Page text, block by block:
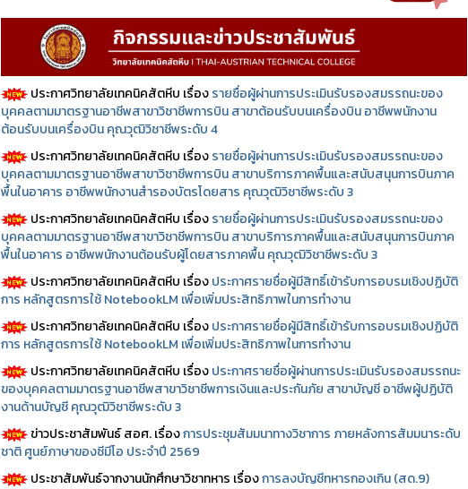
ประกาศวิทยาลัยเทคนิคสัตหีบ เรื่องรายชื่อผู้ผ่านการประเมินรับรองสมรรถนะของ
บุคคลตามมาตรฐานอาชีพสาขาวิชาชีพการบิน สาขาต้อนรับบนเครื่องบิน อาชีพพนักงาน
ต้อนรับบนเครื่องบิน คุณวุฒิวิชาชีพระดับ 4
ประกาศวิทยาลัยเทคนิคสัตหีบ เรื่องรายชื่อผู้ผ่านการประเมินรับรองสมรรถนะของ
บุคคลตามมาตรฐานอาชีพสาขาวิชาชีพการบิน สาขาบริการภาคพื้นและสนับสนุนการบินภาค
พื้นในอาคาร อาชีพพนักงานสำรองบัตรโดยสาร คุณวุฒิวิชาชีพระดับ 3
ประกาศวิทยาลัยเทคนิคสัตหีบ เรื่องรายชื่อผู้ผ่านการประเมินรับรองสมรรถนะของ
บุคคลตามมาตรฐานอาชีพสาขาวิชาชีพการบิน สาขาบริการภาคพื้นและสนับสนุนการบินภาค
พื้นในอาคาร อาชีพพนักงานต้อนรับผู้โดยสารภาคพื้น คุณวุฒิวิชาชีพระดับ 3
ประกาศวิทยาลัยเทคนิคสัตหีบ เรื่องประกาศรายชื่อผู้มีสิทธิ์เข้ารับการอบรมเชิงปฏิบัติ
การ หลักสูตรการใช้ NotebookLM เพื่อเพิ่มประสิทธิภาพในการทำงาน
ประกาศวิทยาลัยเทคนิคสัตหีบ เรื่องประกาศรายชื่อผู้มีสิทธิ์เข้ารับการอบรมเชิงปฏิบัติ
การ หลักสูตรการใช้ NotebookLM เพื่อเพิ่มประสิทธิภาพในการทำงาน
ประกาศวิทยาลัยเทคนิคสัตหีบ เรื่องประกาศรายชื่อผู้ผ่านการประเมินรับรองสมรรถนะ
ของบุคคลตามมาตรฐานอาชีพสาขาวิชาชีพการเงินและประกันภัย สาขาบัญชี อาชีพผู้ปฏิบัติ
งานด้านบัญชี คุณวุฒิวิชาชีพระดับ 3
ข่าวประชาสัมพันธ์ สอศ.เรื่องการประชุมสัมมนาทางวิชาการ ภายหลังการสัมมนาระดับ
ชาติ ศูนย์ภาษาของซีมีโอ ประจำปี 2569
ประชาสัมพันธ์จากงานนักศึกษาวิชาทหาร เรื่องการลงบัญชีทหารกองเกิน (สด.9)